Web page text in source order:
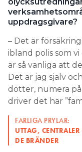
uppdragsgivare?
– Det är
ibland polis som
är så vanliga att
Det är jag själv
dotter, numera
driver det här
FARLIGA PRYLAR:
UTTAG,
DE BRÄNDER